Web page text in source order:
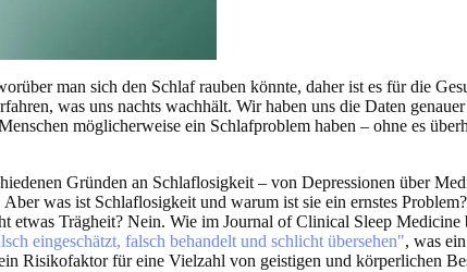
man sich den Schlaf rauben könnte, daher ist es für die
was uns nachts wachhält. Wir haben uns die Daten genauer
möglicherweise ein Schlafproblem haben – ohne es
Gründen an Schlaflosigkeit – von Depressionen über
Aber was ist Schlaflosigkeit und warum ist sie ein ernstes
etwas Trägheit? Nein. Wie im Journal of Clinical Sleep Medicine
eingeschätzt, falsch behandelt und schlicht übersehen", was
Risikofaktor für eine Vielzahl von geistigen und körperlichen